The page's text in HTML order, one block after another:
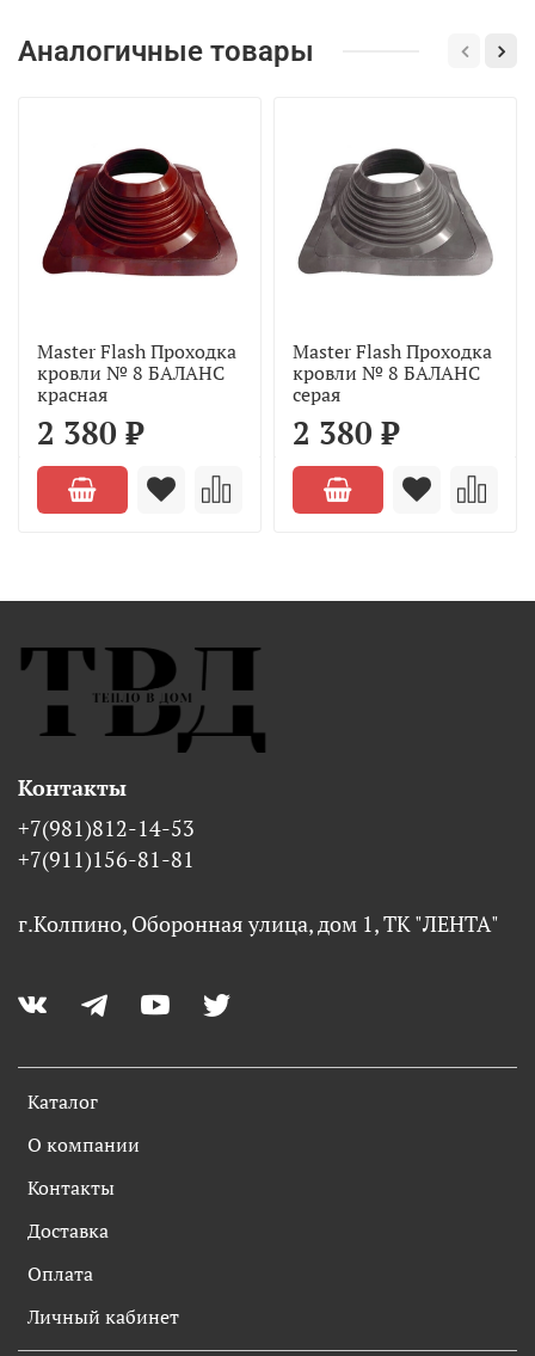
Аналогичные товары
Master Flash Проходка
кровли № 8 БАЛАНС
красная
2 380 ₽
Master Flash Проходка
кровли № 8 БАЛАНС
серая
2 380 ₽
Каталог
О компании
Контакты
Доставка
Оплата
Личный кабинет
Контакты
+7(981)812-14-53
+7(911)156-81-81
г.Колпино, Оборонная улица, дом 1, ТК "ЛЕНТА"